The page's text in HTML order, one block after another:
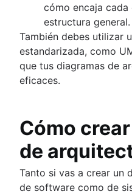
cómo encaja
estructura general.
También debes utilizar
estandarizada, como
que tus diagramas de
eficaces.
Cómo
de
Tanto si vas a crear un
de software como de